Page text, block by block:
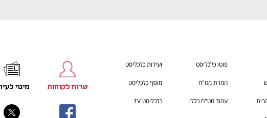
פוטו כלכליסט ועידות כלכליסט
המרת מט"ח מוסף כלכליסט
עמוד מט"ח כללי כלכליסט TV
שרות לקוחות מינוי